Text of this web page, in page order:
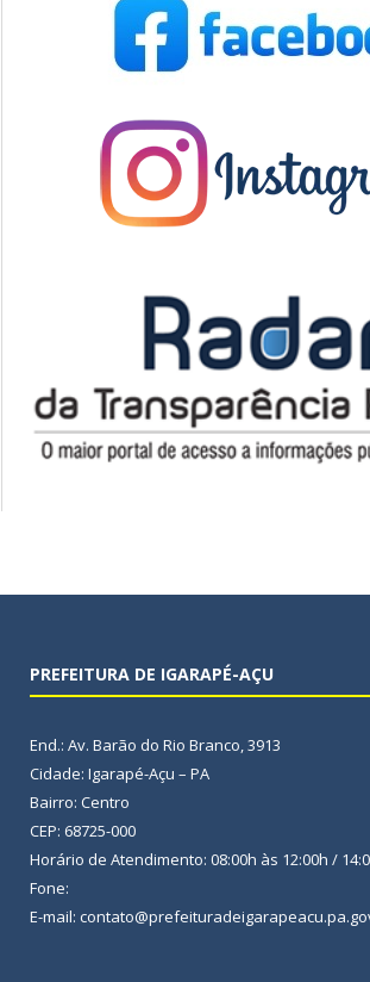
PREFEITURA DE IGARAPÉ-AÇU
End.: Av. Barão do Rio Branco, 3913
Cidade: Igarapé-Açu – PA
Bairro: Centro
CEP: 68725-000
Horário de Atendimento: 08:00h às 12:00h /
Fone:
E-mail: